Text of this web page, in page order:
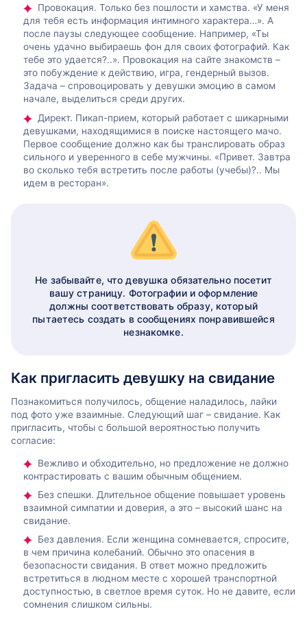
Провокация. Только без пошлости и хамства. «У меня
для тебя есть информация интимного характера…». А
после паузы следующее сообщение. Например, «Ты
очень удачно выбираешь фон для своих фотографий. Как
тебе это удается?..». Провокация на сайте знакомств –
это побуждение к действию, игра, гендерный вызов.
Задача – спровоцировать у девушки эмоцию в самом
начале, выделиться среди других.
Директ. Пикап-прием, который работает с шикарными
девушками, находящимися в поиске настоящего мачо.
Первое сообщение должно как бы транслировать образ
сильного и уверенного в себе мужчины. «Привет. Завтра
во сколько тебя встретить после работы (учебы)?.. Мы
идем в ресторан».
Не забывайте, что девушка обязательно посетит
вашу страницу. Фотографии и оформление
должны соответствовать образу, который
пытаетесь создать в сообщениях понравившейся
незнакомке.
Как пригласить девушку на свидание
Познакомиться получилось, общение наладилось, лайки
под фото уже взаимные. Следующий шаг – свидание. Как
пригласить, чтобы с большой вероятностью получить
согласие:
Вежливо и обходительно, но предложение не должно
контрастировать с вашим обычным общением.
Без спешки. Длительное общение повышает уровень
взаимной симпатии и доверия, а это – высокий шанс на
свидание.
Без давления. Если женщина сомневается, спросите,
в чем причина колебаний. Обычно это опасения в
безопасности свидания. В ответ можно предложить
встретиться в людном месте с хорошей транспортной
доступностью, в светлое время суток. Но не давите, если
сомнения слишком сильны.